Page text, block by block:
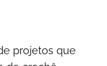
projetos que